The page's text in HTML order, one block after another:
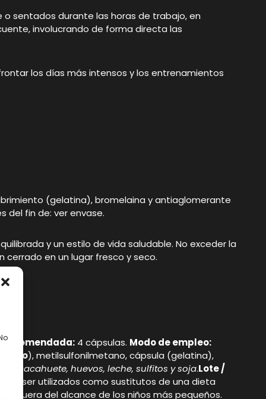
sentados durante las horas de trabajo, en
involucrando de forma directa las
los días más intensos y los entrenamientos
(gelatina), bromelaina y antiaglomerante
del fin de: ver envase.
y un estilo de vida saludable. No exceder la
en un lugar fresco y seco.
recomendada: 4 cápsulas. Modo de empleo:
), metilsulfonilmetano, cápsula (gelatina),
huevos, leche, sulfitos y soja.Lote /
ser utilizados como sustitutos de una dieta
fuera del alcance de los niños más pequeños.